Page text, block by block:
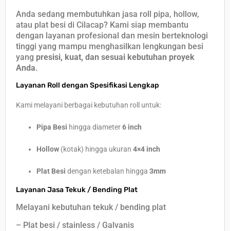
Anda sedang membutuhkan jasa roll pipa, hollow,
atau plat besi di Cilacap? Kami siap membantu
dengan layanan profesional dan mesin berteknologi
tinggi yang mampu menghasilkan lengkungan besi
yang presisi, kuat, dan sesuai kebutuhan proyek
Anda.
Layanan Roll dengan Spesifikasi Lengkap
Kami melayani berbagai kebutuhan roll untuk:
Pipa Besi hingga diameter6 inch
Hollow (kotak) hingga ukuran 4×4 inch
Plat Besi dengan ketebalan hingga 3mm
Layanan Jasa Tekuk / Bending Plat
Melayani kebutuhan tekuk / bending plat
– Plat besi / stainless / Galvanis